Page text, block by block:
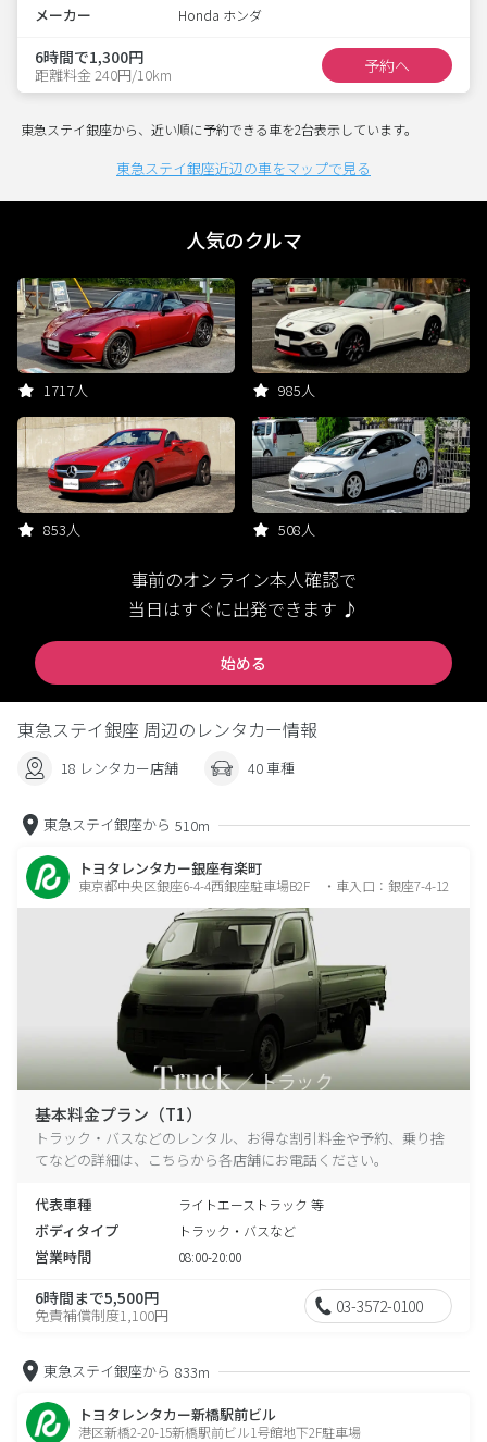
メーカー Honda ホンダ
6時間で1,300円
距離料金 240円/10km 予約へ
東急ステイ銀座から、近い順に予約できる車を2台表示しています。
東急ステイ銀座近辺の車をマップで見る
人気のクルマ
1717人 985人
853人 508人
事前のオンライン本人確認で
当日はすぐに出発できます ♪
始める
東急ステイ銀座 周辺のレンタカー情報
18 レンタカー店舗 40 車種
東急ステイ銀座から 510m
トヨタレンタカー銀座有楽町
東京都中央区銀座6-4-4西銀座駐車場B2F ・車入口：銀座7-4-12
基本料金プラン（T1）
トラック・バスなどのレンタル、お得な割引料金や予約、乗り捨
てなどの詳細は、こちらから各店舗にお電話ください。
代表車種 ライトエーストラック 等
ボディタイプ トラック・バスなど
営業時間 08:00-20:00
6時間まで5,500円
免責補償制度1,100円 03-3572-0100
東急ステイ銀座から 833m
トヨタレンタカー新橋駅前ビル
港区新橋2-20-15新橋駅前ビル1号館地下2F駐車場